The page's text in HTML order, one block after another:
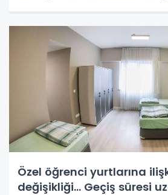
Özel öğrenci yurtlarına
değişikliği... Geçiş süresi